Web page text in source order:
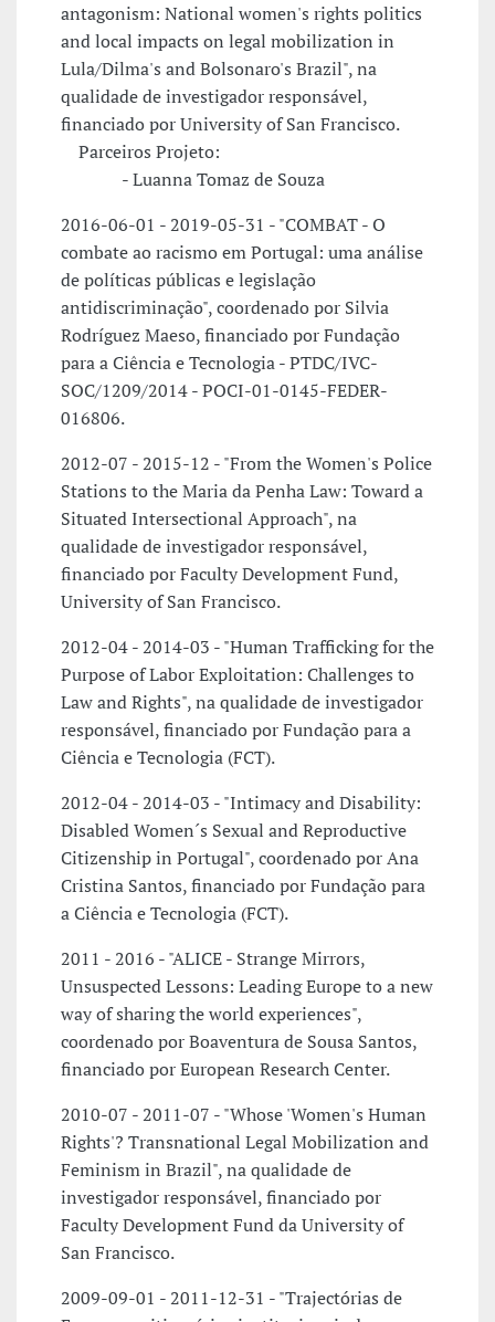
antagonism: National women's rights politics
and local impacts on legal mobilization in
Lula/Dilma's and Bolsonaro's Brazil", na
qualidade de investigador responsável,
financiado por University of San Francisco.
Parceiros Projeto:
- Luanna Tomaz de Souza
2016-06-01 - 2019-05-31 - "COMBAT - O
combate ao racismo em Portugal: uma análise
de políticas públicas e legislação
antidiscriminação", coordenado por Silvia
Rodríguez Maeso, financiado por Fundação
para a Ciência e Tecnologia - PTDC/IVC-
SOC/1209/2014 - POCI-01-0145-FEDER-
016806.
2012-07 - 2015-12 - "From the Women's Police
Stations to the Maria da Penha Law: Toward a
Situated Intersectional Approach", na
qualidade de investigador responsável,
financiado por Faculty Development Fund,
University of San Francisco.
2012-04 - 2014-03 - "Human Trafficking for the
Purpose of Labor Exploitation: Challenges to
Law and Rights", na qualidade de investigador
responsável, financiado por Fundação para a
Ciência e Tecnologia (FCT).
2012-04 - 2014-03 - "Intimacy and Disability:
Disabled Women´s Sexual and Reproductive
Citizenship in Portugal", coordenado por Ana
Cristina Santos, financiado por Fundação para
a Ciência e Tecnologia (FCT).
2011 - 2016 - "ALICE - Strange Mirrors,
Unsuspected Lessons: Leading Europe to a new
way of sharing the world experiences",
coordenado por Boaventura de Sousa Santos,
financiado por European Research Center.
2010-07 - 2011-07 - "Whose 'Women's Human
Rights'? Transnational Legal Mobilization and
Feminism in Brazil", na qualidade de
investigador responsável, financiado por
Faculty Development Fund da University of
San Francisco.
2009-09-01 - 2011-12-31 - "Trajectórias de